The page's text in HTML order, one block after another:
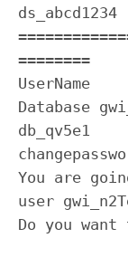
ds_abcd1234
========
UserName
Database
db_qv5e1
You are
user
Do you